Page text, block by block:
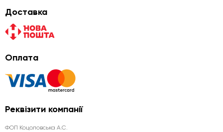
Доставка
Оплата
Реквізити компанії
ФОП Коцоловська А.С.